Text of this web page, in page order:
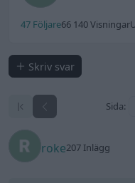
47 Följare66 140 Visningar
Skriv svar
Sida:
roke207 Inlägg